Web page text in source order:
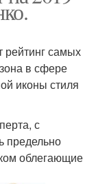
рейтинг самых
в сфере
иконы стиля
с
предельно
облегающие